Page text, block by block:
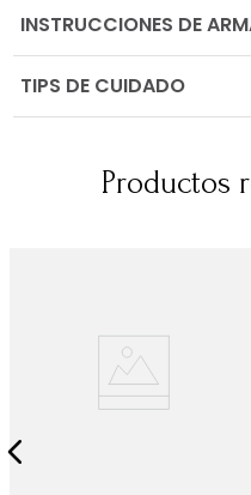
INSTRUCCIONES DE
TIPS DE CUIDADO
Productos